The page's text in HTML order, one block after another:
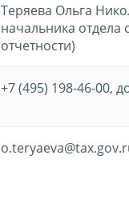
Теряева Ольга
начальника отдела
отчетности)
+7 (495) 198-46-00,